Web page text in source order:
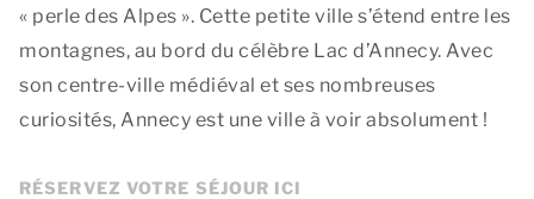
« perle des Alpes ». Cette petite ville s’étend entre les
montagnes, au bord du célèbre Lac d’Annecy. Avec
son centre-ville médiéval et ses nombreuses
curiosités, Annecy est une ville à voir absolument !
RÉSERVEZ VOTRE SÉJOUR ICI